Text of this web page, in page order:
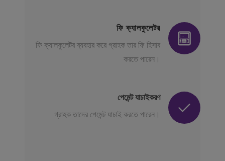
ফি ক্যালকুলেটর
ফি ক্যালকুলেটর ব্যবহার করে গ্রাহক তার ফি হিসাব
করতে পারেন।
পেমেন্ট যাচাইকরণ
গ্রাহক তাদের পেমেন্ট যাচাই করতে পারেন।